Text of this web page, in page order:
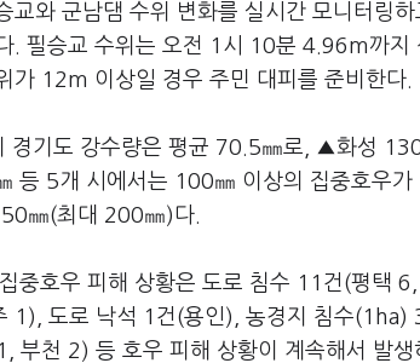
교와 군남댐 수위 변화를 실시간 모니터링
. 필승교 수위는 오전 1시 10분 4.96m까
가 12m 이상일 경우 주민 대피를 준비한다.
경기도 강수량은 평균 70.5㎜로, ▲화성
5개 시에서는 100㎜ 이상의 집중호우가
㎜(최대 200㎜)다.
중호우 피해 상황은 도로 침수 11건(평택
1), 도로 낙석 1건(용인), 농경지 침수(1ha)
부천 2) 등 호우 피해 상황이 계속해서 발생